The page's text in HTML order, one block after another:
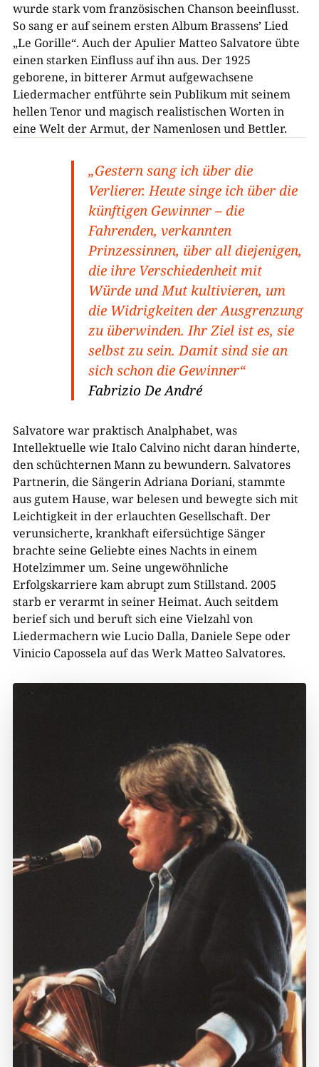
wurde stark vom französischen Chanson beeinflusst.
So sang er auf seinem ersten Album Brassens’ Lied
„Le Gorille“. Auch der Apulier Matteo Salvatore übte
einen starken Einfluss auf ihn aus. Der 1925
geborene, in bitterer Armut aufgewachsene
Liedermacher entführte sein Publikum mit seinem
hellen Tenor und magisch realistischen Worten in
eine Welt der Armut, der Namenlosen und Bettler.
„Gestern sang ich über die
Verlierer. Heute singe ich über die
künftigen Gewinner – die
Fahrenden, verkannten
Prinzessinnen, über all diejenigen,
die ihre Verschiedenheit mit
Würde und Mut kultivieren, um
die Widrigkeiten der Ausgrenzung
zu überwinden. Ihr Ziel ist es, sie
selbst zu sein. Damit sind sie an
sich schon die Gewinner“
Fabrizio De André
Salvatore war praktisch Analphabet, was
Intellektuelle wie Italo Calvino nicht daran hinderte,
den schüchternen Mann zu bewundern. Salvatores
Partnerin, die Sängerin Adriana Doriani, stammte
aus gutem Hause, war belesen und bewegte sich mit
Leichtigkeit in der erlauchten Gesellschaft. Der
verunsicherte, krankhaft eifersüchtige Sänger
brachte seine Geliebte eines Nachts in einem
Hotelzimmer um. Seine ungewöhnliche
Erfolgskarriere kam abrupt zum Stillstand. 2005
starb er verarmt in seiner Heimat. Auch seitdem
berief sich und beruft sich eine Vielzahl von
Liedermachern wie Lucio Dalla, Daniele Sepe oder
Vinicio Capossela auf das Werk Matteo Salvatores.